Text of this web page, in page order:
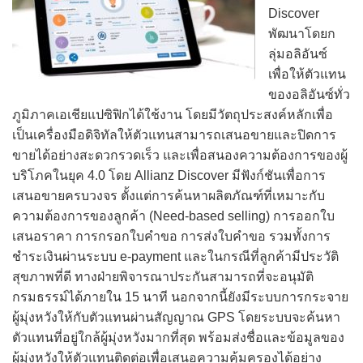
Discover
พัฒนาโดยก
ลุ่มอลิอันซ์
เพื่อให้ตัวแทน
ของอลิอันซ์ทั่ว
ภูมิภาคเอเชียแปซิฟิกได้ใช้งาน โดยมีวัตถุประสงค์หลักเพื่อ
เป็นเครื่องมือดิจิทัลให้ตัวแทนสามารถเสนอขายและปิดการ
ขายได้อย่างสะดวกรวดเร็ว และเพื่อสนองความต้องการของผู้
บริโภคในยุค 4.0 โดย Allianz Discover มีฟังก์ชันเพื่อการ
เสนอขายครบวงจร ตั้งแต่การค้นหาผลิตภัณฑ์ที่เหมาะกับ
ความต้องการของลูกค้า (Need-based selling) การออกใบ
เสนอราคา การกรอกใบคำขอ การส่งใบคำขอ รวมทั้งการ
ชำระเงินผ่านระบบ e-payment และในกรณีที่ลูกค้ามีประวัติ
สุขภาพที่ดี ทางฝ่ายพิจารณาประกันสามารถที่จะอนุมัติ
กรมธรรม์ได้ภายใน 15 นาที นอกจากนี้ยังมีระบบการกระจาย
ผู้มุ่งหวังให้กับตัวแทนผ่านสัญญาณ GPS โดยระบบจะค้นหา
ตัวแทนที่อยู่ใกล้ผู้มุ่งหวังมากที่สุด พร้อมส่งชื่อและข้อมูลของ
ผู้มุ่งหวังให้ตัวแทนติดต่อเพื่อเสนอความคุ้มครองได้อย่าง